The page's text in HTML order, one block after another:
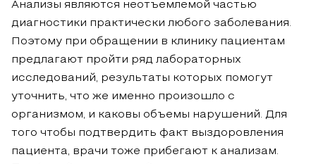
Анализы являются неотъемлемой частью
диагностики практически любого заболевания.
Поэтому при обращении в клинику пациентам
предлагают пройти ряд лабораторных
исследований, результаты которых помогут
уточнить, что же именно произошло с
организмом, и каковы объемы нарушений. Для
того чтобы подтвердить факт выздоровления
пациента, врачи тоже прибегают к анализам.